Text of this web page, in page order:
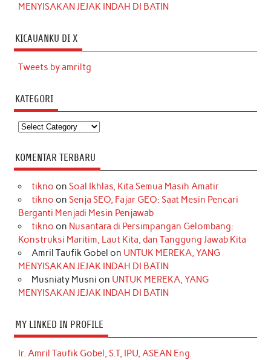
MENYISAKAN JEJAK INDAH DI BATIN
KICAUANKU DI X
Tweets by amriltg
KATEGORI
Kategori
KOMENTAR TERBARU
tikno on Soal Ikhlas, Kita Semua Masih Amatir
tikno on Senja SEO, Fajar GEO: Saat Mesin Pencari
Berganti Menjadi Mesin Penjawab
tikno on Nusantara di Persimpangan Gelombang:
Konstruksi Maritim, Laut Kita, dan Tanggung Jawab Kita
Amril Taufik Gobel on UNTUK MEREKA, YANG
MENYISAKAN JEJAK INDAH DI BATIN
Musniaty Musni on UNTUK MEREKA, YANG
MENYISAKAN JEJAK INDAH DI BATIN
MY LINKED IN PROFILE
Ir. Amril Taufik Gobel, S.T, IPU, ASEAN Eng.